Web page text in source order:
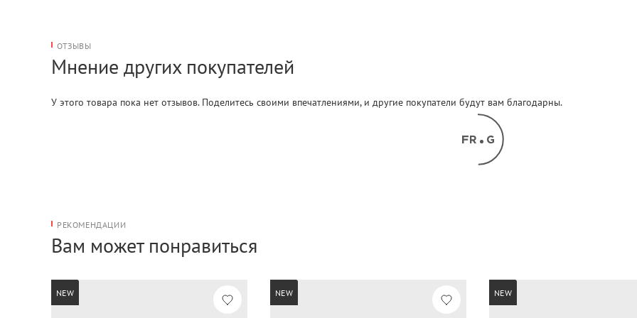
ОТЗЫВЫ
Мнение других покупателей
У этого товара пока нет отзывов. Поделитесь своими впечатлениями, и другие покупатели будут вам благодарны.
РЕКОМЕНДАЦИИ
Вам может понравиться
NEW NEW NEW